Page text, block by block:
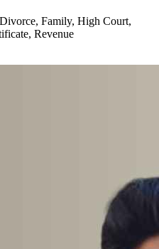
Family, High Court,
Revenue